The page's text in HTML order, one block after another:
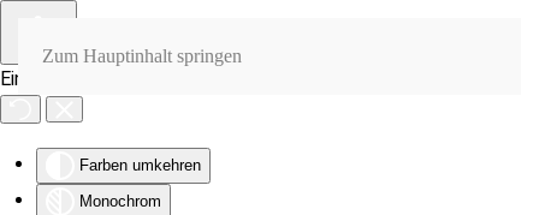
Eingabehilfen öffnen
Farben umkehren
Monochrom
Zum Hauptinhalt springen